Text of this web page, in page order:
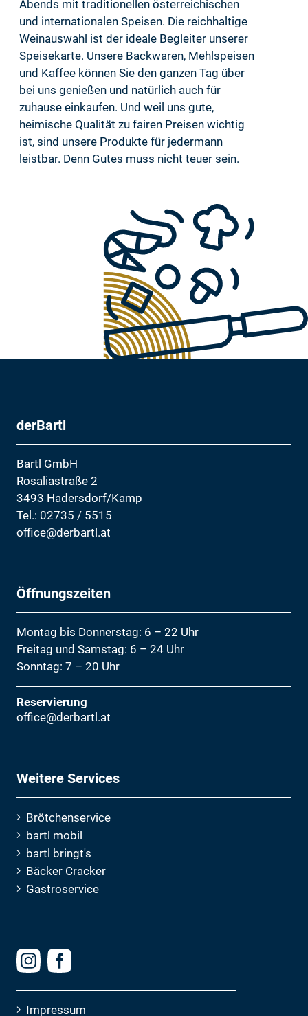
Abends mit traditionellen österreichischen
und internationalen Speisen. Die reichhaltige
Weinauswahl ist der ideale Begleiter unserer
Speisekarte. Unsere Backwaren, Mehlspeisen
und Kaffee können Sie den ganzen Tag über
bei uns genießen und natürlich auch für
zuhause einkaufen. Und weil uns gute,
heimische Qualität zu fairen Preisen wichtig
ist, sind unsere Produkte für jedermann
leistbar. Denn Gutes muss nicht teuer sein.
derBartl
Bartl GmbH
Rosaliastraße 2
3493 Hadersdorf/Kamp
Tel.: 02735 / 5515
office@derbartl.at
Öffnungszeiten
Montag bis Donnerstag: 6 – 22 Uhr
Freitag und Samstag: 6 – 24 Uhr
Sonntag: 7 – 20 Uhr
Reservierung
office@derbartl.at
Weitere Services
Brötchenservice
bartl mobil
bartl bringt's
Bäcker Cracker
Gastroservice
Impressum